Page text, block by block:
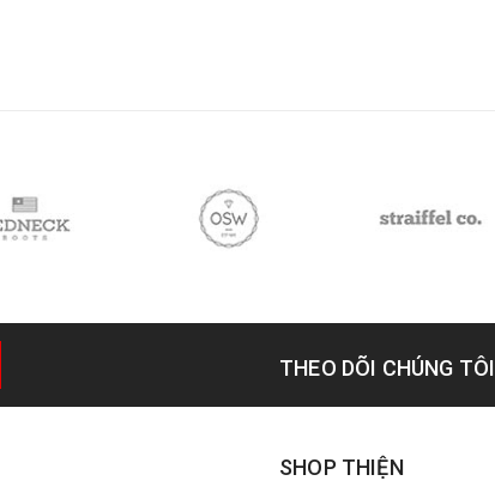
THEO DÕI CHÚNG TÔI
SHOP THIỆN